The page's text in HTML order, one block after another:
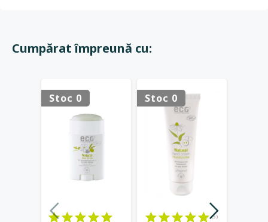
Cumpărat împreună cu:
Stoc 0 Stoc 0
(5)